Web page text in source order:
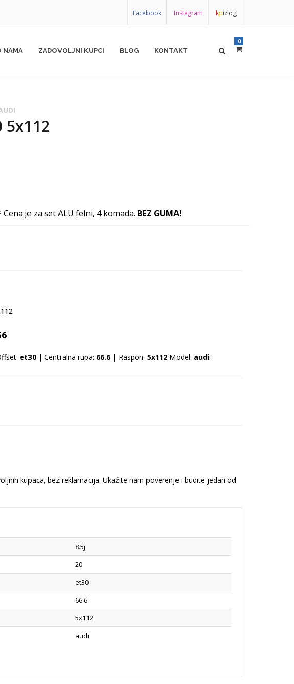
Facebook Instagram kpizlog
NAMA ZADOVOLJNI KUPCI BLOG KONTAKT
0
5x112
Cena je za set ALU felni, 4 komada. BEZ GUMA!
et30| Centralna rupa: 66.6| Raspon: 5x112Model: audi
kupaca, bez reklamacija. Ukažite nam poverenje i budite jedan od
8.5j
20
et30
66.6
5x112
audi